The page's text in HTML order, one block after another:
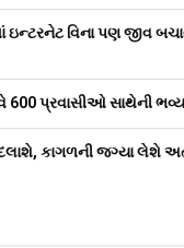
ઇન્ટરનેટ વિના પણ જીવ
600 પ્રવાસીઓ સાથેની
કાગળની જગ્યા લેશે